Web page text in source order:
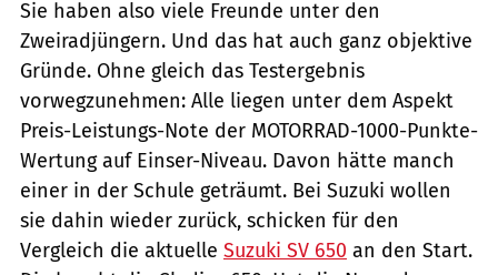
Sie haben also viele Freunde unter den
Zweiradjüngern. Und das hat auch ganz objektive
Gründe. Ohne gleich das Testergebnis
vorwegzunehmen: Alle liegen unter dem Aspekt
Preis-Leistungs-Note der MOTORRAD-1000-Punkte-
Wertung auf Einser-Niveau. Davon hätte manch
einer in der Schule geträumt. Bei Suzuki wollen
sie dahin wieder zurück, schicken für den
Vergleich die aktuelle Suzuki SV 650 an den Start.